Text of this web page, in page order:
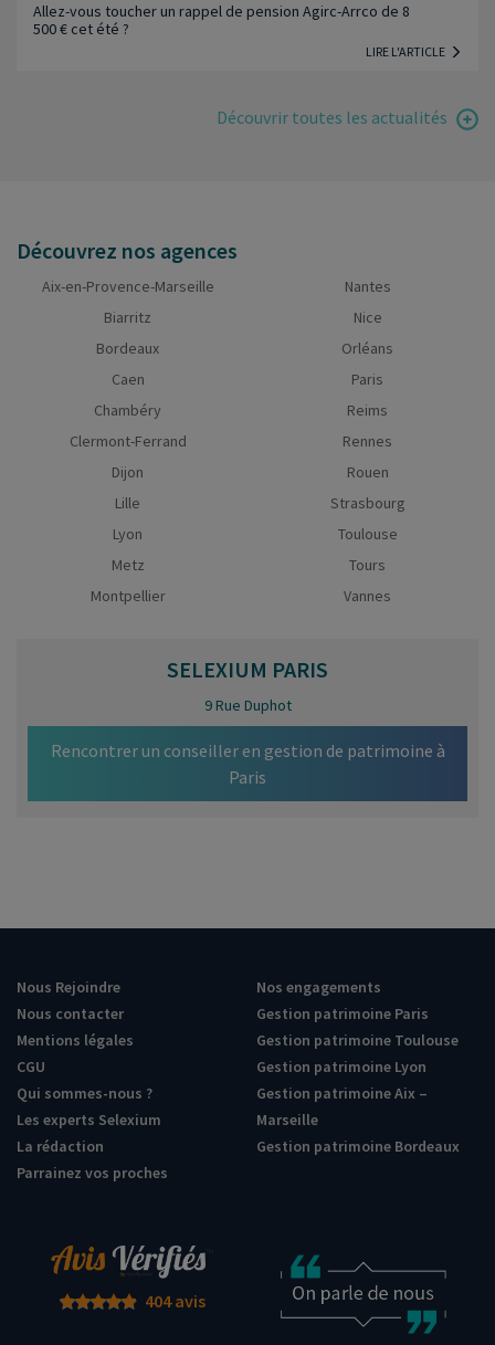
Allez-vous toucher un rappel de pension Agirc-Arrco de 8
500 € cet été ?
LIRE L'ARTICLE
Découvrir toutes les actualités
Découvrez nos agences
Aix-en-Provence-Marseille
Biarritz
Bordeaux
Caen
Chambéry
Clermont-Ferrand
Dijon
Lille
Lyon
Metz
Montpellier
Nantes
Nice
Orléans
Paris
Reims
Rennes
Rouen
Strasbourg
Toulouse
Tours
Vannes
SELEXIUM PARIS
9 Rue Duphot
Rencontrer un conseiller en gestion de patrimoine à
Paris
Nous Rejoindre
Nous contacter
Mentions légales
CGU
Qui sommes-nous ?
Les experts Selexium
La rédaction
Parrainez vos proches
Nos engagements
Gestion patrimoine Paris
Gestion patrimoine Toulouse
Gestion patrimoine Lyon
Gestion patrimoine Aix –
Marseille
Gestion patrimoine Bordeaux
404 avis